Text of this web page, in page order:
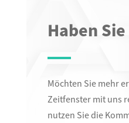
Haben
Möchten Sie mehr
Zeitfenster mit uns
nutzen Sie die